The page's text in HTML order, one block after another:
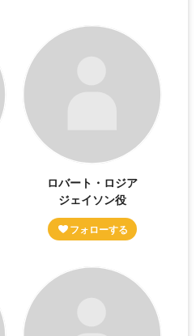
ロバート・ロジア
ジェイソン役